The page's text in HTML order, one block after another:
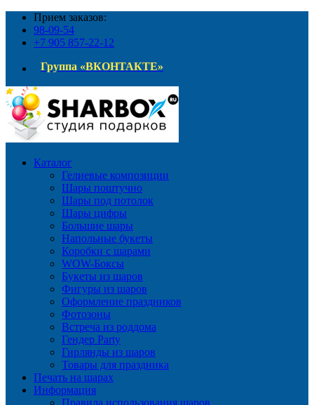
Прием заказов:
98-09-54
+7 905 857-22-12
Группа «ВКОНТАКТЕ»
Каталог
Гелиевые композиции
Шары поштучно
Шары под потолок
Шары цифры
Большие шары
Напольные букеты
Коробки с шарами
WOW-Боксы
Букеты из шаров
Фигуры из шаров
Оформление праздников
Фотозоны
Встреча из роддома
Гендер Party
Гирлянды из шаров
Товары для праздника
Печать на шарах
Информация
Правила использования шаров